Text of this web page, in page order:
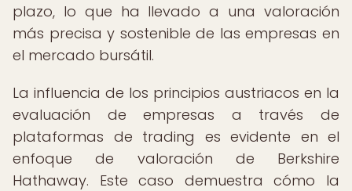
plazo, lo que ha llevado a una valoración
más precisa y sostenible de las empresas en
el mercado bursátil.
La influencia de los principios austriacos en la
evaluación de empresas a través de
plataformas de trading es evidente en el
enfoque de valoración de Berkshire
Hathaway. Este caso demuestra cómo la